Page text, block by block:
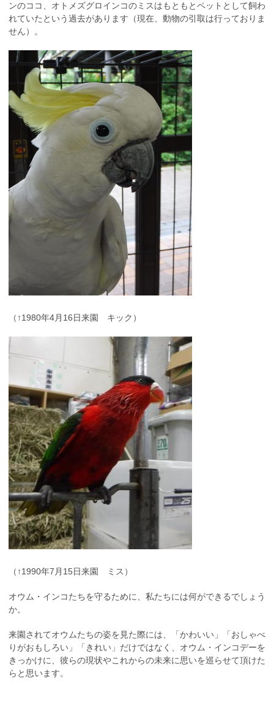
ンのココ、オトメズグロインコのミスはもともとペットとして飼わ
れていたという過去があります（現在、動物の引取は行っておりま
せん）。
（↑1980年4月16日来園 キック）
（↑1990年7月15日来園 ミス）
オウム・インコたちを守るために、私たちには何ができるでしょう
か。
来園されてオウムたちの姿を見た際には、「かわいい」「おしゃべ
りがおもしろい」「きれい」だけではなく、オウム・インコデーを
きっかけに、彼らの現状やこれからの未来に思いを巡らせて頂けた
らと思います。